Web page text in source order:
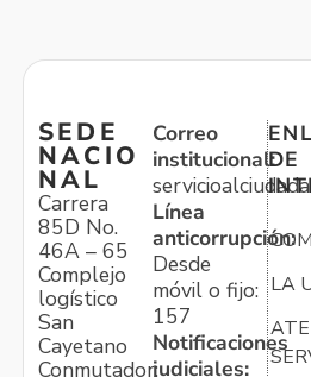
SEDE
NACIO
NAL
Carrera
85D No.
46A – 65
Complejo
logístico
San
Cayetano
Conmutador:
Correo
institucional:
Línea
anticorrupción:
Desde
móvil o fijo:
157
Notificaciones
judiciales:
DE
LA